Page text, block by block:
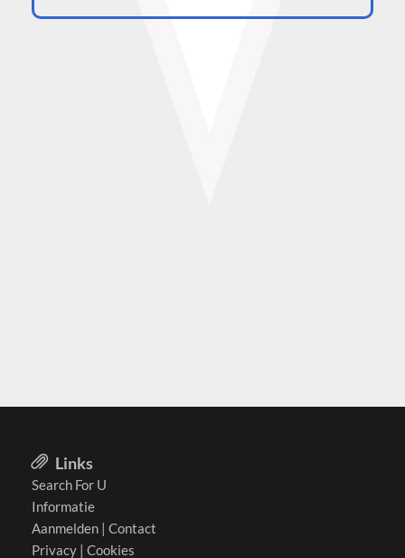
Links
Search For U
Informatie
Aanmelden | Contact
Privacy | Cookies